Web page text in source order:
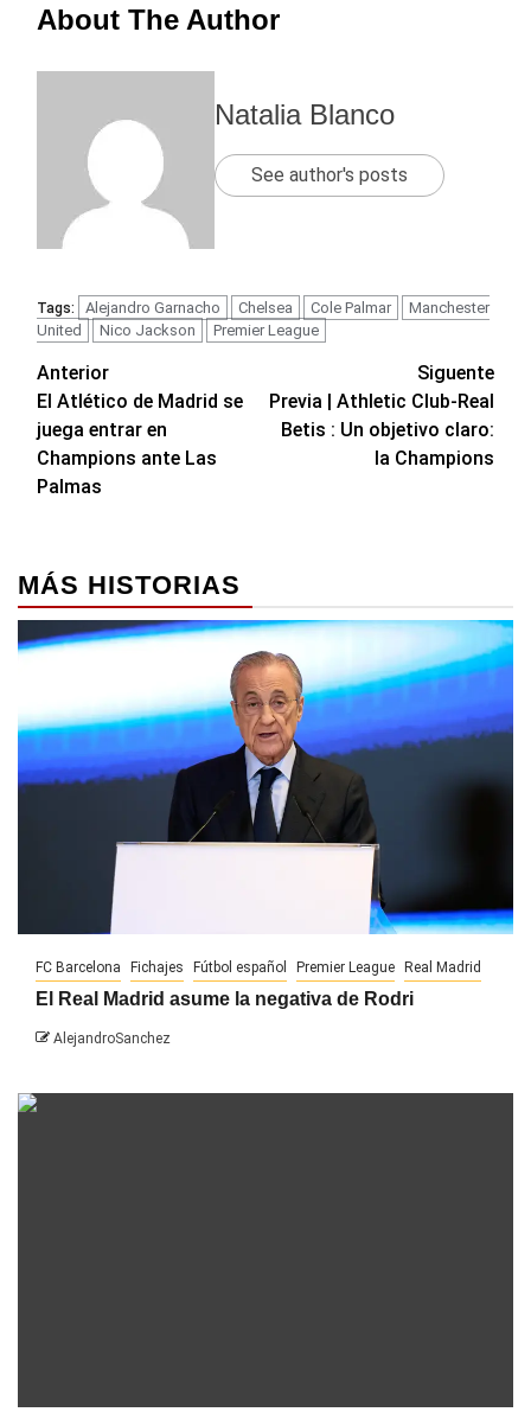
About The Author
Natalia Blanco
See author's posts
Tags: Alejandro Garnacho Chelsea Cole Palmar
Manchester
United
Nico Jackson Premier League
Navegación
de
entradas
Anterior
El Atlético de Madrid se
juega entrar en
Champions ante Las
Palmas
Siguente
Previa | Athletic Club-Real
Betis : Un objetivo claro:
la Champions
MÁS HISTORIAS
FC Barcelona Fichajes Fútbol español Premier League Real Madrid
El Real Madrid asume la negativa de Rodri
AlejandroSanchez